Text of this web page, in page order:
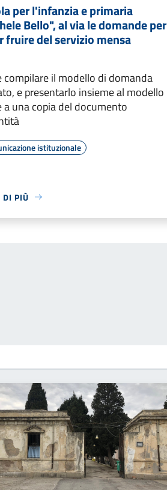
per l'infanzia e primaria
Bello", al via le domande per
fruire del servizio mensa
compilare il modello di domanda
e presentarlo insieme al modello
a una copia del documento
istituzionale
DI PIÙ